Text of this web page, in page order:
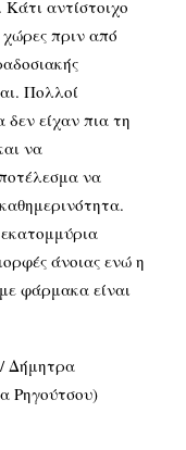
Κάτι αντίστοιχο
χώρες πριν από
Πολλοί
είχαν πια τη
να
να
άνοιας ενώ η
φάρμακα είναι
Δήμητρα
Ρηγούτσου)